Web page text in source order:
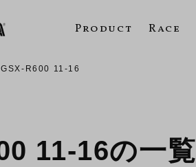
Product Race
GSX-R600 11-16
11-16の一覧